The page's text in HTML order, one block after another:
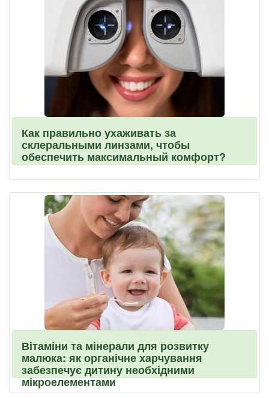
Как правильно ухаживать за
склеральными линзами, чтобы
обеспечить максимальный комфорт?
Вітаміни та мінерали для розвитку
малюка: як органічне харчування
забезпечує дитину необхідними
мікроелементами